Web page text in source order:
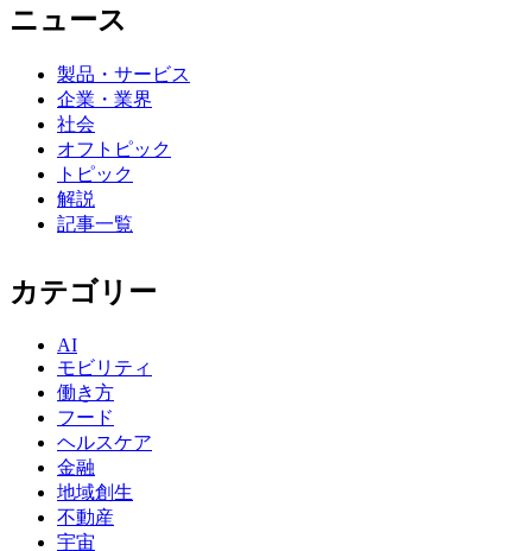
ニュース
製品・サービス
企業・業界
社会
オフトピック
トピック
解説
記事一覧
カテゴリー
AI
モビリティ
働き方
フード
ヘルスケア
金融
地域創生
不動産
宇宙